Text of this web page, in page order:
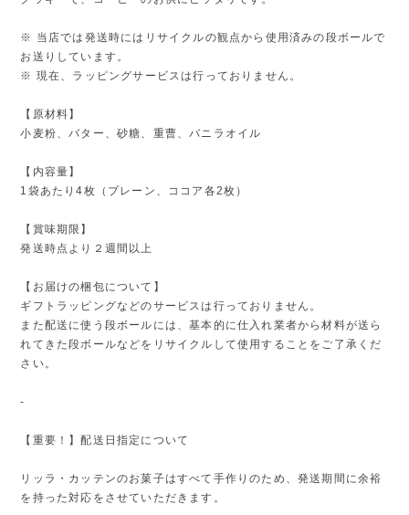
※ 当店では発送時にはリサイクルの観点から使用済みの段ボールで
お送りしています。
※ 現在、ラッピングサービスは行っておりません。
【原材料】
小麦粉、バター、砂糖、重曹、バニラオイル
【内容量】
1袋あたり4枚（プレーン、ココア各2枚）
【賞味期限】
発送時点より２週間以上
【お届けの梱包について】
ギフトラッピングなどのサービスは行っておりません。
また配送に使う段ボールには、基本的に仕入れ業者から材料が送ら
れてきた段ボールなどをリサイクルして使用することをご了承くだ
さい。
-
【重要！】配送日指定について
リッラ・カッテンのお菓子はすべて手作りのため、発送期間に余裕
を持った対応をさせていただきます。